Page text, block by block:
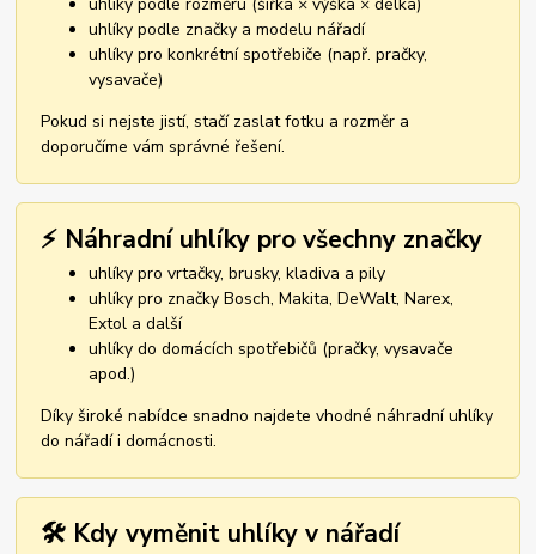
uhlíky podle značky a modelu nářadí
uhlíky pro konkrétní spotřebiče (např. pračky,
vysavače)
Pokud si nejste jistí, stačí zaslat fotku a rozměr a
doporučíme vám správné řešení.
⚡ Náhradní uhlíky pro všechny značky
uhlíky pro vrtačky, brusky, kladiva a pily
uhlíky pro značky Bosch, Makita, DeWalt, Narex,
Extol a další
uhlíky do domácích spotřebičů (pračky, vysavače
apod.)
Díky široké nabídce snadno najdete vhodné náhradní uhlíky
do nářadí i domácnosti.
🛠️ Kdy vyměnit uhlíky v nářadí